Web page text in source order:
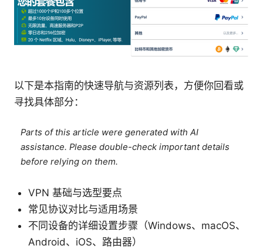
以下是本指南的快速导航与资源列表，方便你回看或
寻找具体部分：
Parts of this article were generated with AI
assistance. Please double-check important details
before relying on them.
VPN 基础与选型要点
常见协议对比与适用场景
不同设备的详细设置步骤（Windows、macOS、
Android、iOS、路由器）